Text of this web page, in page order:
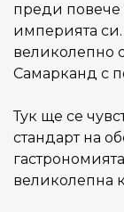
преди повече
империята
великолепно
Самарканд с
Тук ще се
стандарт на
великолепна